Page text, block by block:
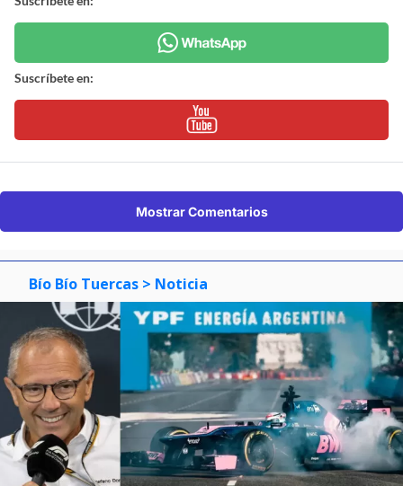
Suscríbete en:
Mostrar Comentarios
Bío Bío Tuercas > Noticia